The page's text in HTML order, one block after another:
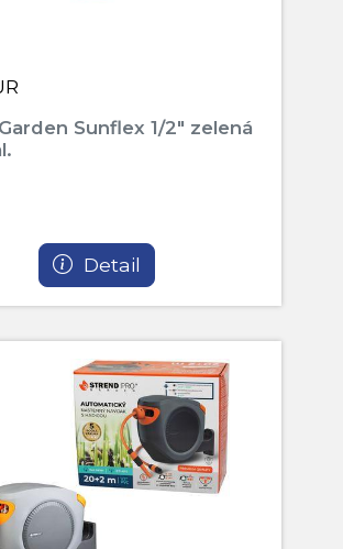
Sunflex 1/2" zelená
Detail